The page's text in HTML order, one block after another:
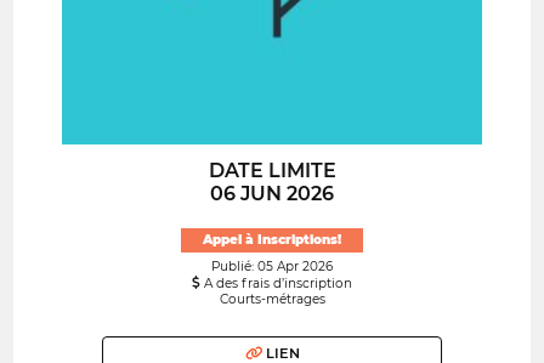
DATE LIMITE
06 JUN 2026
Appel à Inscriptions!
Publié: 05 Apr 2026
A des frais d’inscription
Courts-métrages
LIEN